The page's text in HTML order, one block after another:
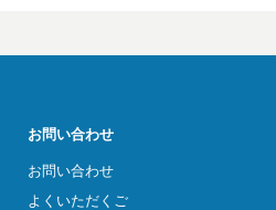
お問い合わせ
お問い合わせ
よくいただくご